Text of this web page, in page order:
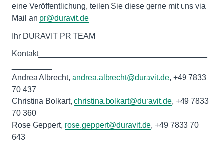
eine Veröffentlichung, teilen Sie diese gerne mit uns via
Mail an pr@duravit.de
Ihr DURAVIT PR TEAM
Kontakt______________________________________
Andrea Albrecht, andrea.albrecht@duravit.de, +49 7833
70 437
Christina Bolkart, christina.bolkart@duravit.de, +49 7833
70 360
Rose Geppert, rose.geppert@duravit.de, +49 7833 70
643